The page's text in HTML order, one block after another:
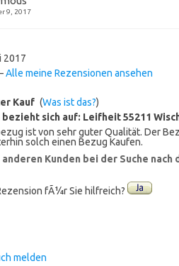
9, 2017
2017
Alle meine Rezensionen ansehen
Kauf (Was ist das?)
bezieht sich auf: Leifheit 55211
ist von sehr guter Qualität. Der
solch einen Bezug Kaufen.
Kunden bei der Suche
fÃ¼r Sie hilfreich?
melden